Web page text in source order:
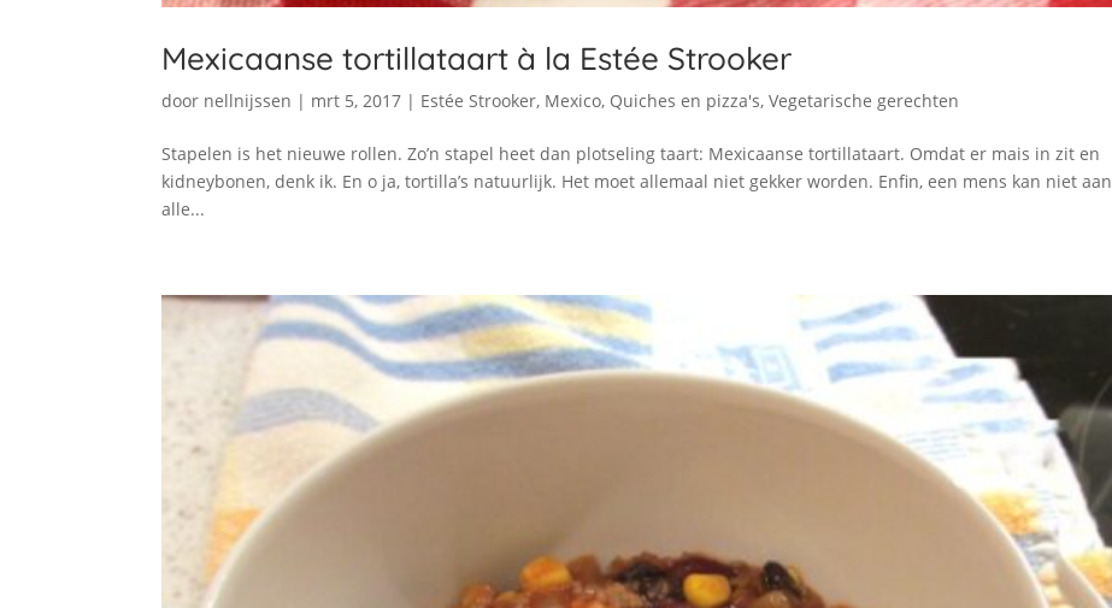
Mexicaanse tortillataart à la Estée Strooker
door nellnijssen | mrt 5, 2017 | Estée Strooker, Mexico, Quiches en pizza's,Vegetarische gerechten
Stapelen is het nieuwe rollen. Zo’n stapel heet dan plotseling taart: Mexicaanse tortillataart. Omdat er mais in zit en
kidneybonen, denk ik. En o ja, tortilla’s natuurlijk. Het moet allemaal niet gekker worden. Enfin, een mens kan niet aan
alle...